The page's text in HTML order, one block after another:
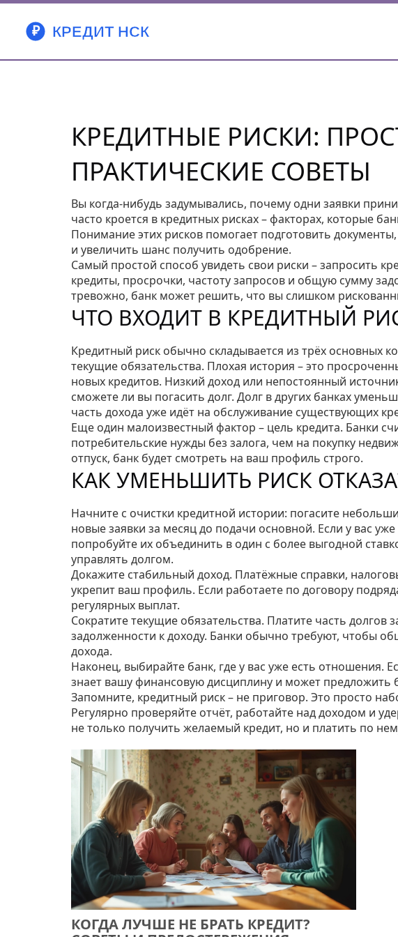
КРЕДИТНЫЕ РИСКИ:
ПРАКТИЧЕСКИЕ СОВЕТЫ
Вы когда‑нибудь задумывались, почему одни заявки
часто кроется в кредитных рисках – факторах, которые
Понимание этих рисков помогает подготовить
и увеличить шанс получить одобрение.
Самый простой способ увидеть свои риски – запросить
кредиты, просрочки, частоту запросов и общую сумму
тревожно, банк может решить, что вы слишком
ЧТО ВХОДИТ В КРЕДИТНЫЙ
Кредитный риск обычно складывается из трёх основных
текущие обязательства. Плохая история – это
новых кредитов. Низкий доход или непостоянный
сможете ли вы погасить долг. Долг в других банках
часть дохода уже идёт на обслуживание существующих
Еще один малоизвестный фактор – цель кредита. Банки
потребительские нужды без залога, чем на покупку
отпуск, банк будет смотреть на ваш профиль строго.
КАК УМЕНЬШИТЬ РИСК
Начните с очистки кредитной истории: погасите
новые заявки за месяц до подачи основной. Если у вас
попробуйте их объединить в один с более выгодной
управлять долгом.
Докажите стабильный доход. Платёжные справки,
укрепит ваш профиль. Если работаете по договору
регулярных выплат.
Сократите текущие обязательства. Платите часть
задолженности к доходу. Банки обычно требуют, чтобы
дохода.
Наконец, выбирайте банк, где у вас уже есть отношения.
знает вашу финансовую дисциплину и может предложить
Запомните, кредитный риск – не приговор. Это просто
Регулярно проверяйте отчёт, работайте над доходом и
не только получить желаемый кредит, но и платить по
КОГДА ЛУЧШЕ НЕ БРАТЬ КРЕДИТ?